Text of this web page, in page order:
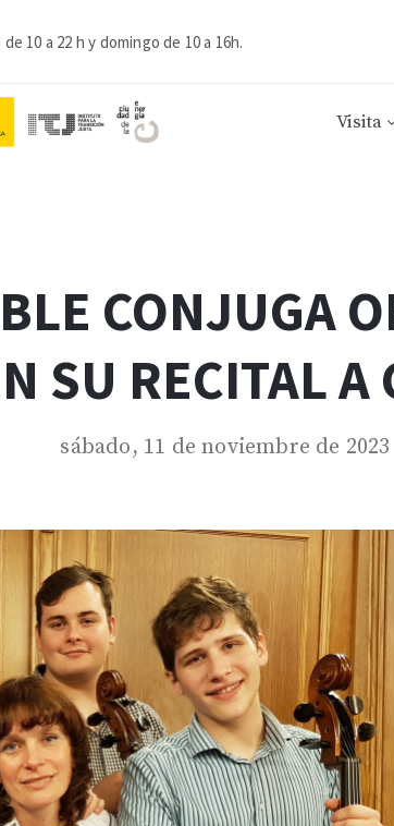
10 a 22 h y domingo de 10 a 16h.
Visita
CONJUGA
SU RECITAL A
sábado, 11 de noviembre de 2023